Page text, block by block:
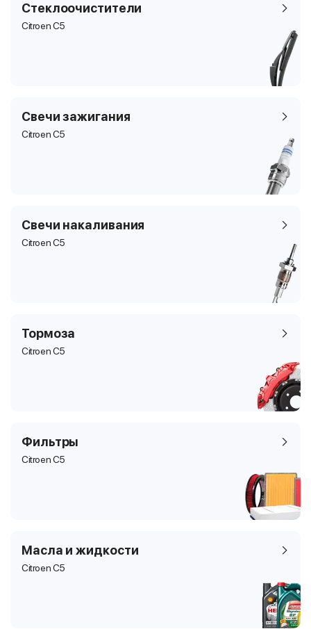
Стеклоочистители
Citroen C5
Свечи зажигания
Citroen C5
Свечи накаливания
Citroen C5
Тормоза
Citroen C5
Фильтры
Citroen C5
Масла и жидкости
Citroen C5